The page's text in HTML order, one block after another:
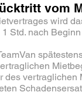
vom
wird
Std. nach
des